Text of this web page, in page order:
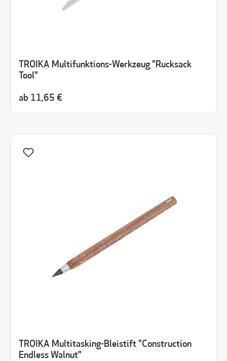
TROIKA Multifunktions-Werkzeug "Rucksack
Tool"
ab 11,65 €
TROIKA Multitasking-Bleistift "Construction
Endless Walnut"